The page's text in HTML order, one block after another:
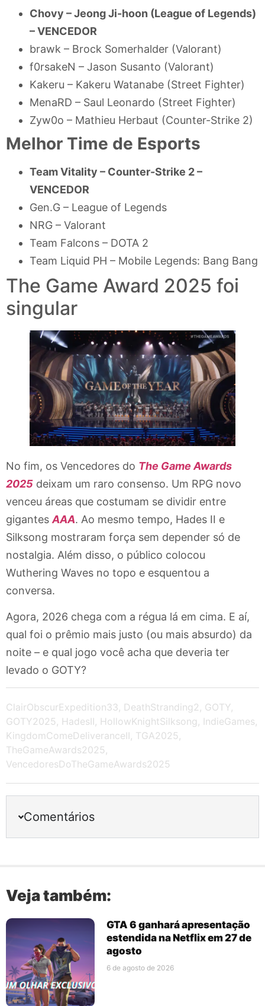
Chovy – Jeong Ji-hoon (League of Legends)
–VENCEDOR
brawk – Brock Somerhalder (Valorant)
f0rsakeN – Jason Susanto (Valorant)
Kakeru – Kakeru Watanabe (Street Fighter)
MenaRD – Saul Leonardo (Street Fighter)
Zyw0o – Mathieu Herbaut (Counter-Strike 2)
Melhor Time de Esports
Team Vitality – Counter-Strike 2 –
VENCEDOR
Gen.G – League of Legends
NRG – Valorant
Team Falcons – DOTA 2
Team Liquid PH – Mobile Legends: Bang Bang
The Game Award 2025 foi
singular
No fim, os Vencedores do The Game Awards
2025 deixam um raro consenso. Um RPG novo
venceu áreas que costumam se dividir entre
gigantes AAA. Ao mesmo tempo, Hades II e
Silksong mostraram força sem depender só de
nostalgia. Além disso, o público colocou
Wuthering Waves no topo e esquentou a
conversa.
Agora, 2026 chega com a régua lá em cima. E aí,
qual foi o prêmio mais justo (ou mais absurdo) da
noite – e qual jogo você acha que deveria ter
levado o GOTY?
ClairObscurExpedition33, DeathStranding2 , GOTY,
GOTY2025 , HadesII, HollowKnightSilksong , IndieGames,
KingdomComeDeliveranceII, TGA2025 ,
TheGameAwards2025 ,
VencedoresDoTheGameAwards2025
Comentários
Veja também:
GTA 6 ganhará apresentação
estendida na Netflix em 27 de
agosto
6 de agosto de 2026